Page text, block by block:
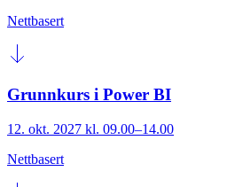
Nettbasert
Grunnkurs i Power BI
12. okt. 2027 kl. 09.00–14.00
Nettbasert